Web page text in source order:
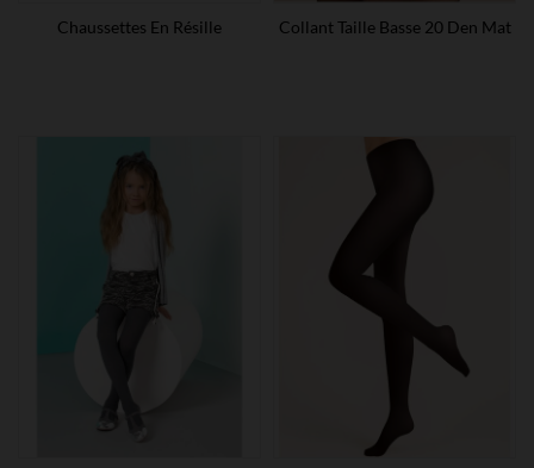
Chaussettes En Résille Collant Taille Basse 20 Den Mat